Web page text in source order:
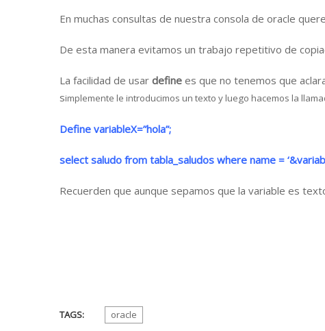
En muchas consultas de nuestra consola de oracle
De esta manera evitamos un trabajo repetitivo de
La facilidad de usar define es que no tenemos que
simplemente le introducimos un texto y luego hacemos la
Define variableX=”hola”;
select saludo from tabla_saludos where name =
Recuerden que aunque sepamos que la variable es
TAGS: oracle